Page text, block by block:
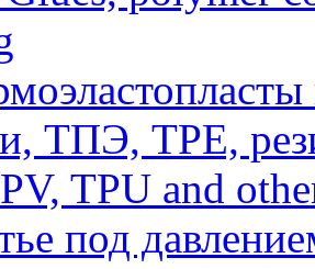
ТПЭ, TPE,
TPU and
под